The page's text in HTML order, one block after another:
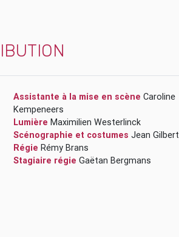
Assistante à la mise en scène Caroline
Kempeneers
Lumière Maximilien Westerlinck
Scénographie et costumes Jean Gilbert
Régie Rémy Brans
Stagiaire régie Gaëtan Bergmans